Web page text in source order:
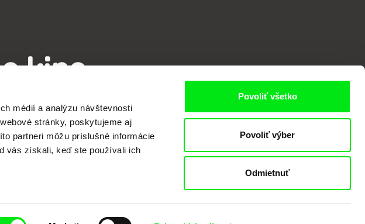
médií a analýzu návštevnosti
stránky, poskytujeme aj
partneri môžu príslušné informácie
vás získali, keď ste používali ich
Povoliť všetko
Povoliť výber
Odmietnuť
kino
týždeň
európskych festivalov dokumentárneho filmu združených